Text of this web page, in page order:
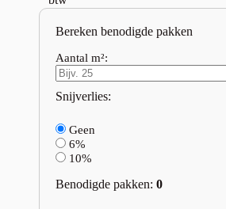
Bereken benodigde pakken
Aantal m²:
Snijverlies:
Geen
6%
10%
Benodigde pakken: 0